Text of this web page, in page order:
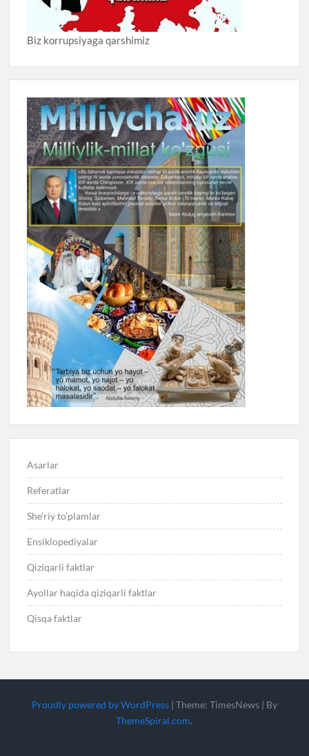
Biz korrupsiyaga qarshimiz
Asarlar
Referatlar
She’riy to’plamlar
Ensiklopediyalar
Qiziqarli faktlar
Ayollar haqida qiziqarli faktlar
Qisqa faktlar
Proudly powered by WordPress | Theme: TimesNews | By
ThemeSpiral.com.